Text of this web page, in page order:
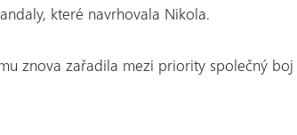
které navrhovala Nikola.
znova zařadila mezi priority společný